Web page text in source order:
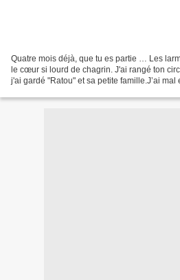
Quatre mois déjà, que tu es partie … Les
le cœur si lourd de chagrin. J'ai rangé ton
j'ai gardé "Ratou" et sa petite famille.J’ai mal